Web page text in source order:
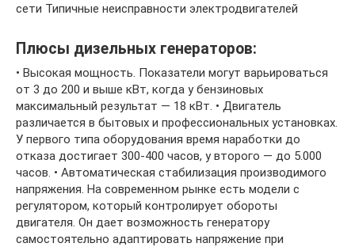
сети Типичные неисправности электродвигателей
Плюсы дизельных генераторов:
• Высокая мощность. Показатели могут варьироваться
от 3 до 200 и выше кВт, когда у бензиновых
максимальный результат — 18 кВт. • Двигатель
различается в бытовых и профессиональных установках.
У первого типа оборудования время наработки до
отказа достигает 300-400 часов, у второго — до 5.000
часов. • Автоматическая стабилизация производимого
напряжения. На современном рынке есть модели с
регулятором, который контролирует обороты
двигателя. Он дает возможность генератору
самостоятельно адаптировать напряжение при